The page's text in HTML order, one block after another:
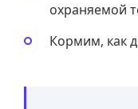
охраняемой
Кормим, как